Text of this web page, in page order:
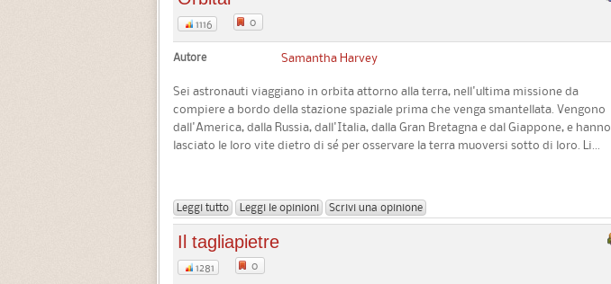
1116 0
Autore Samantha Harvey
Sei astronauti viaggiano in orbita attorno alla terra, nell'ultima missione da
compiere a bordo della stazione spaziale prima che venga smantellata. Vengono
dall'America, dalla Russia, dall'Italia, dalla Gran Bretagna e dal Giappone, e hanno
lasciato le loro vite dietro di sé per osservare la terra muoversi sotto di loro. Li...
Leggi tutto Leggi le opinioni Scrivi una opinione
Il tagliapietre
1281 0